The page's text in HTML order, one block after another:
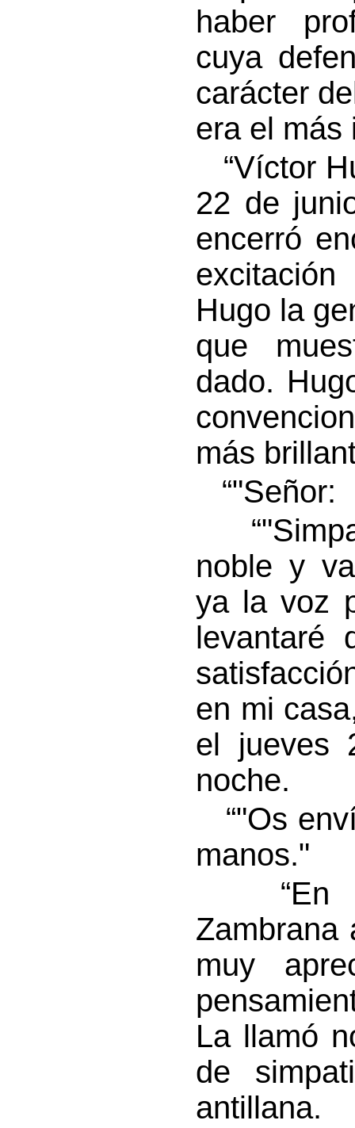
haber
cuya
carácter
era el más
“Víctor
22 de
encerró
Hugo la
que
dado.
más
“"Señor:
noble y
ya la voz
levantaré
en mi
el jueves
noche.
“"Os
manos."
“En la
Zambrana
muy
La llamó
de
antillana.